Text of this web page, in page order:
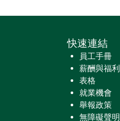
快速連結
員工手冊
薪酬與福利
表格
就業機會
舉報政策
無障礙聲明